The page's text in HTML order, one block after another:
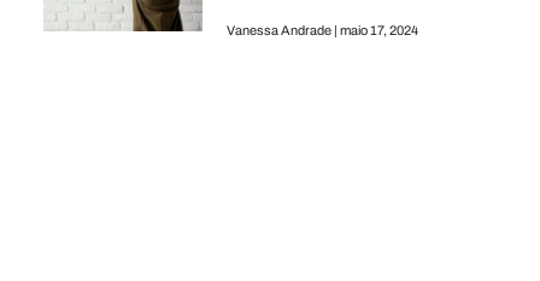
Vanessa Andrade maio 17, 2024